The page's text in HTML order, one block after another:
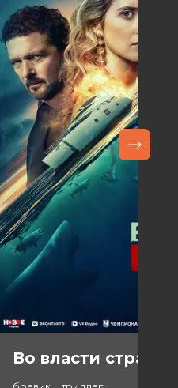
Во власти страха